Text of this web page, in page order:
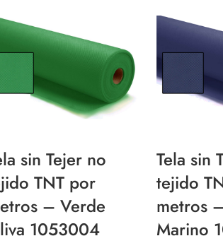
sin Tejer no
TNT por
– Verde
1053004
Tela sin
tejido
metros
Marino